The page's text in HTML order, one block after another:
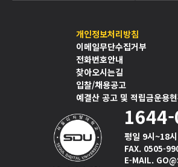
개인정보처리방침
이메일무단수집거부
전화번호안내
찾아오시는길
입찰/채용공고
예결산 공고 및 적립금운용
평일 9시~18
FAX. 0505-
E-MAIL.